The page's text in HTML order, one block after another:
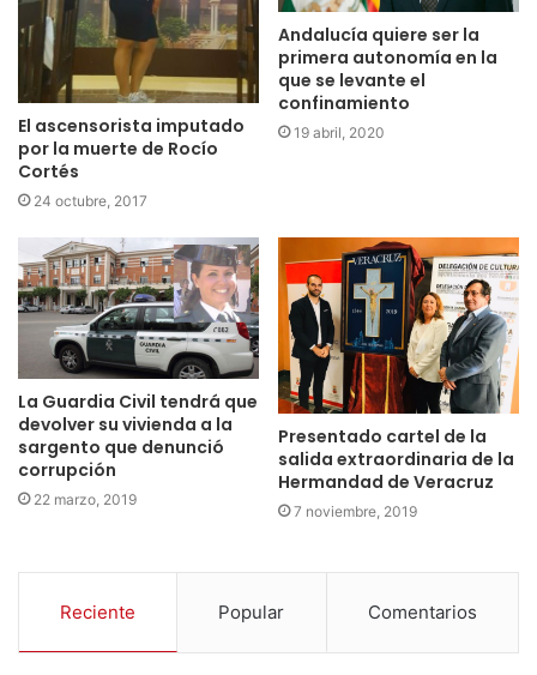
El ascensorista imputado
por la muerte de Rocío
Cortés
24 octubre, 2017
Andalucía quiere ser la
primera autonomía en la
que se levante el
confinamiento
19 abril, 2020
La Guardia Civil tendrá que
devolver su vivienda a la
sargento que denunció
corrupción
22 marzo, 2019
Presentado cartel de la
salida extraordinaria de la
Hermandad de Veracruz
7 noviembre, 2019
Reciente Popular Comentarios